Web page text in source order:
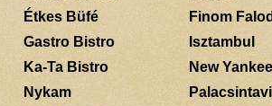
Étkes Büfé
Finom
Gastro Bistro
Isztambul
Ka-Ta Bistro
New
Nykam